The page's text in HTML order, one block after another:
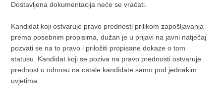
Dostavljena dokumentacija neće se vraćati.
Kandidat koji ostvaruje pravo prednosti prilikom zapošljavanja
prema posebnim propisima, dužan je u prijavi na javni natječaj
pozvati se na to pravo i priložiti propisane dokaze o tom
statusu. Kandidat koji se poziva na pravo prednosti ostvaruje
prednost u odnosu na ostale kandidate samo pod jednakim
uvjetima.